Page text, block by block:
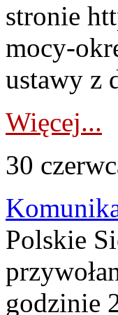
stronie
mocy-
ustawy z
Więcej...
30
Polskie
godzinie